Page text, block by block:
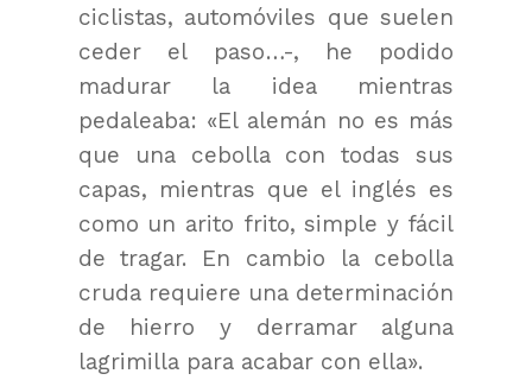
ciclistas, automóviles que suelen
ceder el paso…-, he podido
madurar la idea mientras
pedaleaba: «El alemán no es más
que una cebolla con todas sus
capas, mientras que el inglés es
como un arito frito, simple y fácil
de tragar. En cambio la cebolla
cruda requiere una determinación
de hierro y derramar alguna
lagrimilla para acabar con ella».